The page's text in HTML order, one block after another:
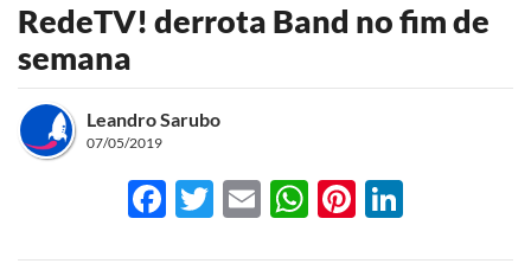
RedeTV! derrota Band no fim de
semana
Leandro Sarubo
07/05/2019
Facebook
Twitter
EmailWhatsApp
Pinterest